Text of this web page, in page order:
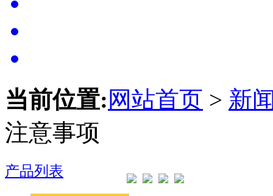
当前位置: 网站首页 > 新
注意事项
产品列表